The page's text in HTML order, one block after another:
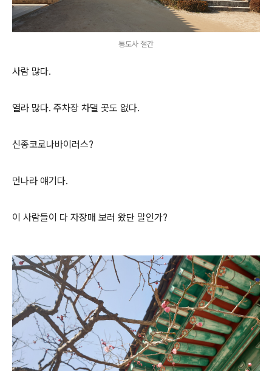
통도사 절간
사람 많다.
열라 많다. 주차장 차댈 곳도 없다.
신종코로나바이러스?
먼나라 얘기다.
이 사람들이 다 자장매 보러 왔단 말인가?